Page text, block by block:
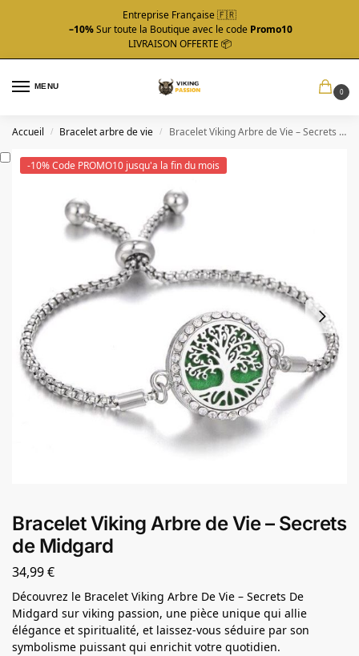
Entreprise Française 🇫🇷
–10%Sur toute la Boutique avec le code Promo10
LIVRAISON OFFERTE 📦
MENU
0
Accueil / Bracelet arbre de vie / Bracelet Viking Arbre de Vie – Secrets de Midgard
-10% Code PROMO10 jusqu'a la fin du mois
Bracelet Viking Arbre de Vie – Secrets
de Midgard
34,99€
Découvrez le Bracelet Viking Arbre De Vie – Secrets De
Midgard sur viking passion, une pièce unique qui allie
élégance et spiritualité, et laissez-vous séduire par son
symbolisme puissant qui enrichit votre quotidien.